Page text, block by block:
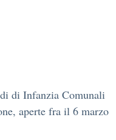
di Infanzia Comunali
aperte fra il 6 marzo